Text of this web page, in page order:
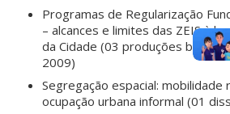
Programas de Regularização
– alcances e limites das ZEIS à
da Cidade (03 produções
2009)
Segregação espacial: mobilidade
ocupação urbana informal (01